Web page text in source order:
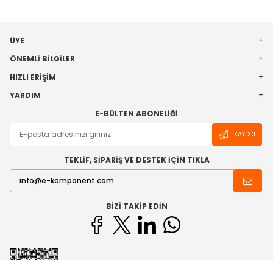
ÜYE
ÖNEMLI BILGILER
HIZLI ERIŞIM
YARDIM
E-BÜLTEN ABONELIĞI
KAYDOL
TEKLİF, SİPARİŞ VE DESTEK İÇİN TIKLA
BIZI TAKIP EDIN